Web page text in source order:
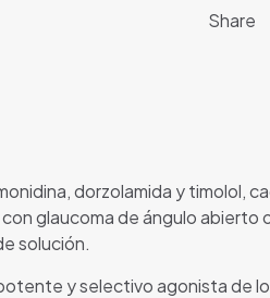
Share
dorzolamida y timolol,
glaucoma de ángulo abierto
solución.
y selectivo agonista de